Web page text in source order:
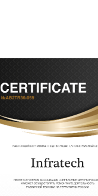
оборудование и
ПО в
мастерских;
склад
сократить сроки
работ;
для
техники,
доставку
и